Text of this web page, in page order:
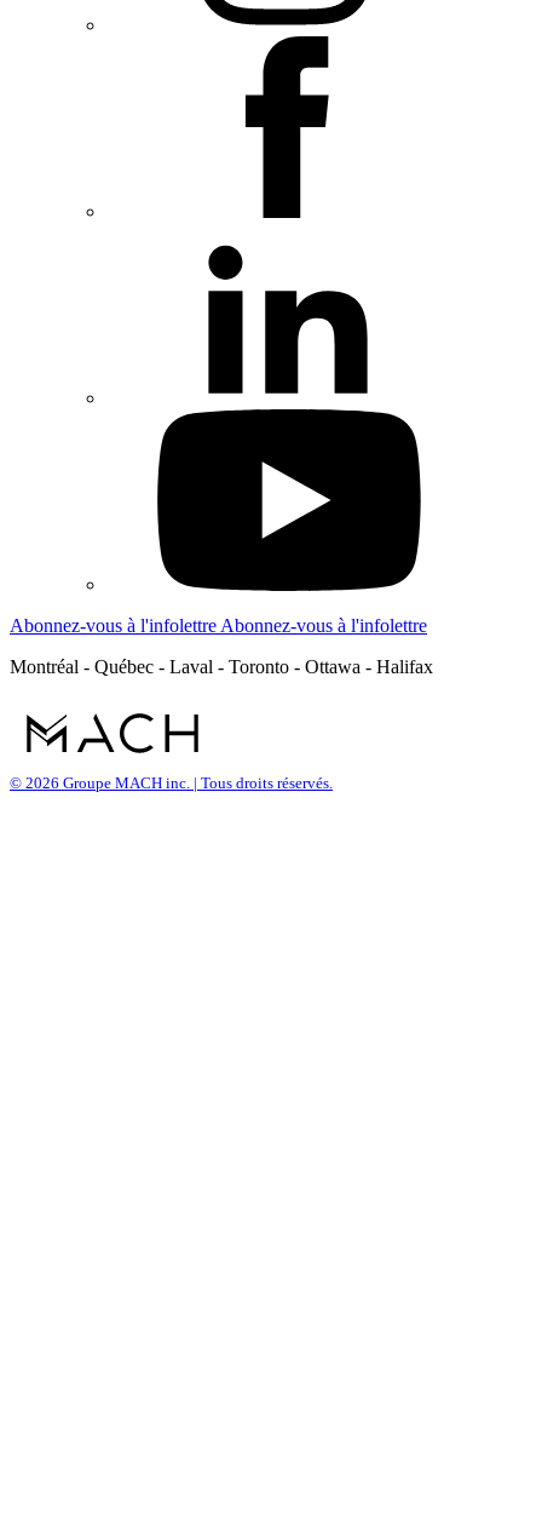
Abonnez-vous à l'infolettre Abonnez-vous à l'infolettre
Montréal - Québec - Laval - Toronto - Ottawa - Halifax
© 2026 Groupe MACH inc. | Tous droits réservés.